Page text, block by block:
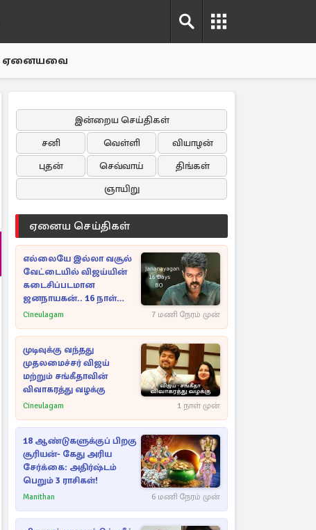
ஏனையவை
இன்றைய செய்திகள்
சனி
வெள்ளி
வியாழன்
புதன்
செவ்வாய்
திங்கள்
ஞாயிறு
ஏனைய செய்திகள்
எல்லையே இல்லா வசூல்
வேட்டையில் விஜய்யின்
கடைசிப்படமான
ஜனநாயகன்.. 16 நாள்
பாக்ஸ் ஆபிஸ்
Cineulagam 7 மணி நேரம் முன்
முடிவுக்கு வந்தது
முதலமைச்சர் விஜய்
மற்றும் சங்கீதாவின்
விவாகரத்து வழக்கு
Cineulagam 1 நாள் முன்
18 ஆண்டுகளுக்குப் பிறகு
சூரியன்- கேது அரிய
சேர்க்கை: அதிர்ஷ்டம்
பெறும் 3 ராசிகள்!
Manithan 6 மணி நேரம் முன்